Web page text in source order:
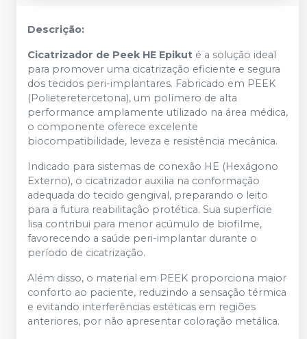
Descrição:
Cicatrizador de Peek HE Epikut é a solução ideal
para promover uma cicatrização eficiente e segura
dos tecidos peri-implantares. Fabricado em PEEK
(Polieteretercetona), um polímero de alta
performance amplamente utilizado na área médica,
o componente oferece excelente
biocompatibilidade, leveza e resistência mecânica.
Indicado para sistemas de conexão HE (Hexágono
Externo), o cicatrizador auxilia na conformação
adequada do tecido gengival, preparando o leito
para a futura reabilitação protética. Sua superfície
lisa contribui para menor acúmulo de biofilme,
favorecendo a saúde peri-implantar durante o
período de cicatrização.
Além disso, o material em PEEK proporciona maior
conforto ao paciente, reduzindo a sensação térmica
e evitando interferências estéticas em regiões
anteriores, por não apresentar coloração metálica.